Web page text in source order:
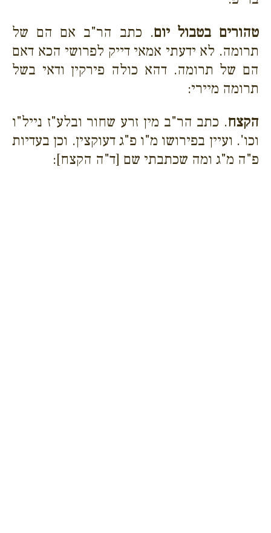
טהורים בטבול יום. כתב הר"ב אם הם של
תרומה. לא ידעתי אמאי דייק לפרושי הכא דאם
הם של תרומה. דהא כולה פירקין ודאי בשל
תרומה מיירי:
הקצח. כתב הר"ב מין זרע שחור ובלע"ז נייל"ו
וכו'. ועיין בפירושו מ"ו פ"ג דעוקצין. וכן בעדיות
פ"ה מ"ג ומה שכתבתי שם [ד"ה הקצח]: